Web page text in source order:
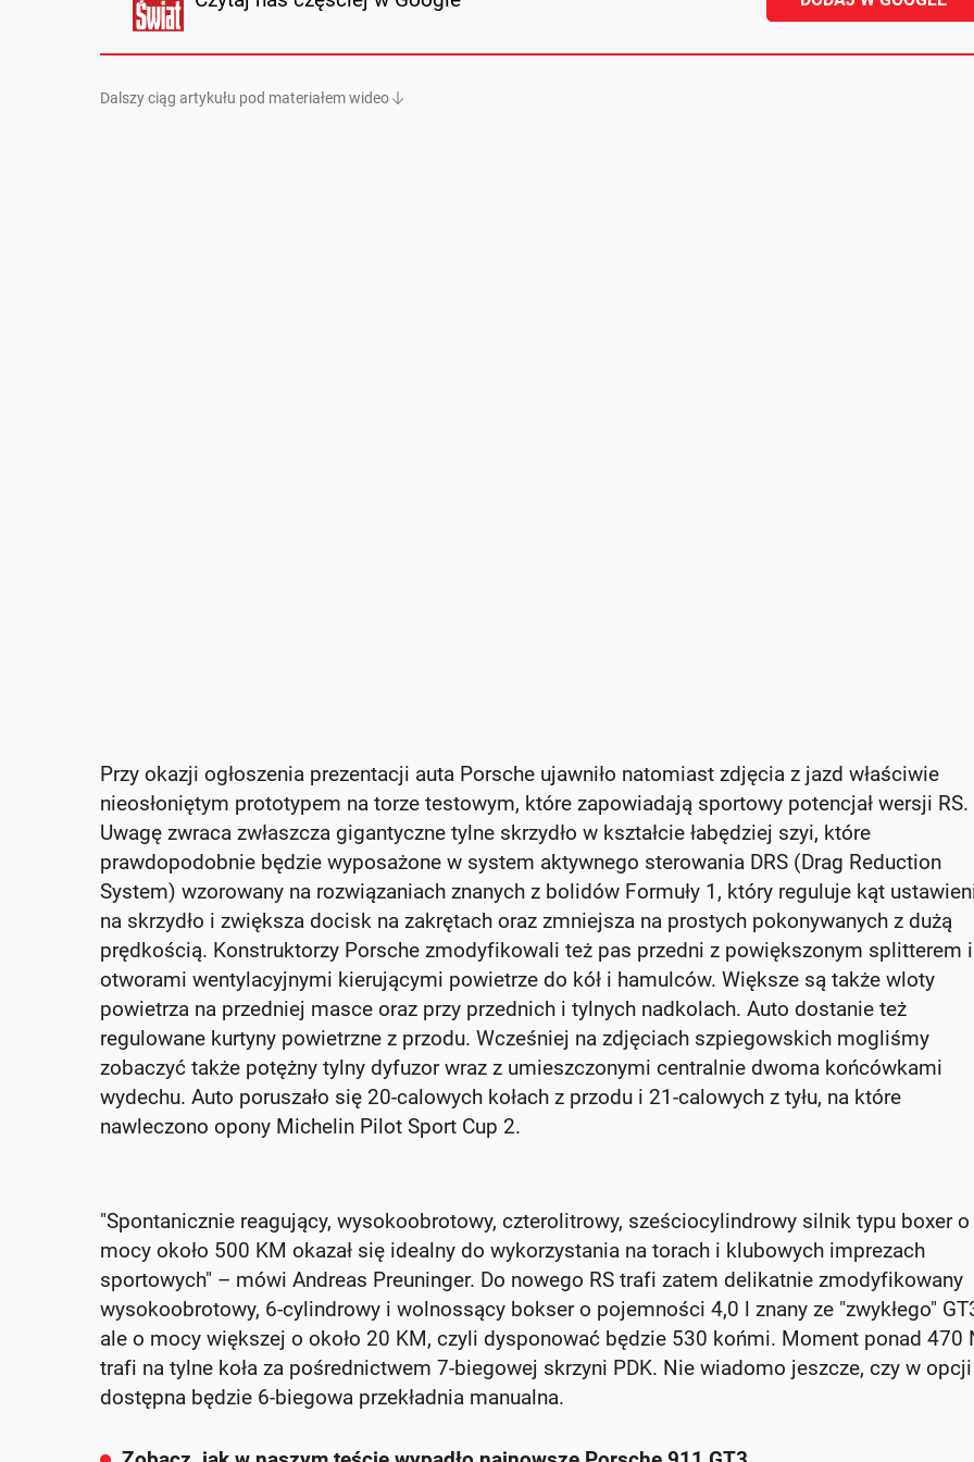
Dalszy ciąg artykułu pod materiałem wideo
Przy okazji ogłoszenia prezentacji auta Porsche ujawniło natomiast zdjęcia z jazd właściwie
nieosłoniętym prototypem na torze testowym, które zapowiadają sportowy potencjał wersji RS.
Uwagę zwraca zwłaszcza gigantyczne tylne skrzydło w kształcie łabędziej szyi, które
prawdopodobnie będzie wyposażone w system aktywnego sterowania DRS (Drag Reduction
System) wzorowany na rozwiązaniach znanych z bolidów Formuły 1, który reguluje kąt
na skrzydło i zwiększa docisk na zakrętach oraz zmniejsza na prostych pokonywanych z dużą
prędkością. Konstruktorzy Porsche zmodyfikowali też pas przedni z powiększonym splitterem i
otworami wentylacyjnymi kierującymi powietrze do kół i hamulców. Większe są także wloty
powietrza na przedniej masce oraz przy przednich i tylnych nadkolach. Auto dostanie też
regulowane kurtyny powietrzne z przodu. Wcześniej na zdjęciach szpiegowskich mogliśmy
zobaczyć także potężny tylny dyfuzor wraz z umieszczonymi centralnie dwoma końcówkami
wydechu. Auto poruszało się 20-calowych kołach z przodu i 21-calowych z tyłu, na które
nawleczono opony Michelin Pilot Sport Cup 2.
"Spontanicznie reagujący, wysokoobrotowy, czterolitrowy, sześciocylindrowy silnik typu boxer o
mocy około 500 KM okazał się idealny do wykorzystania na torach i klubowych imprezach
sportowych" – mówi Andreas Preuninger. Do nowego RS trafi zatem delikatnie zmodyfikowany
wysokoobrotowy, 6-cylindrowy i wolnossący bokser o pojemności 4,0 l znany ze "zwykłego"
ale o mocy większej o około 20 KM, czyli dysponować będzie 530 końmi. Moment ponad 470
trafi na tylne koła za pośrednictwem 7-biegowej skrzyni PDK. Nie wiadomo jeszcze, czy w opcji
dostępna będzie 6-biegowa przekładnia manualna.